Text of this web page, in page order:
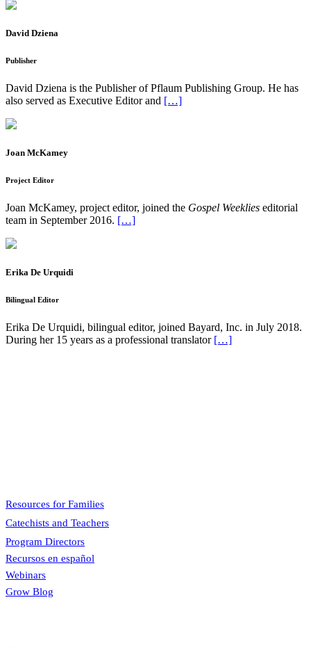
David Dziena
Publisher
David Dziena is the Publisher of Pflaum Publishing Group. He has
also served as Executive Editor and […]
Joan McKamey
Project Editor
Joan McKamey, project editor, joined the Gospel Weeklies editorial
team in September 2016. […]
Erika De Urquidi
Bilingual Editor
Erika De Urquidi, bilingual editor, joined Bayard, Inc. in July 2018.
During her 15 years as a professional translator […]
Resources for Families
Catechists and Teachers
Program Directors
Recursos en español
Webinars
Grow Blog